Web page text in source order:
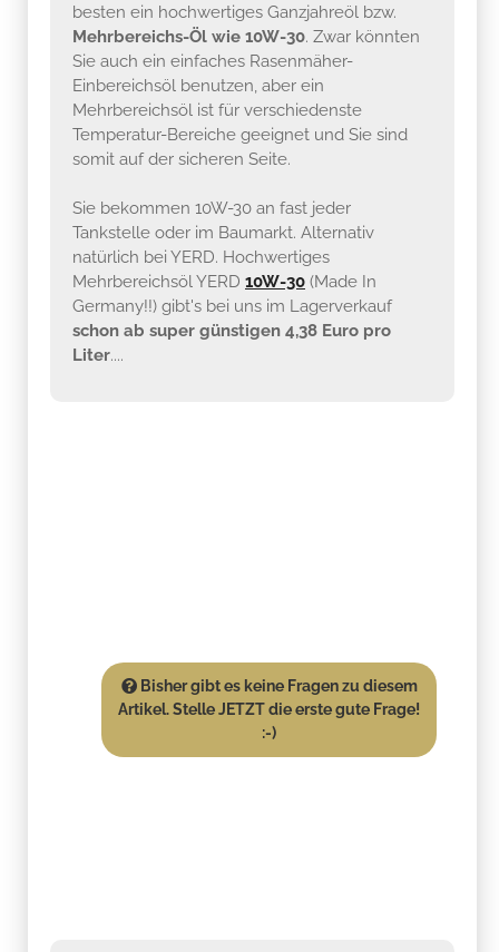
besten ein hochwertiges Ganzjahreöl bzw.
Mehrbereichs-Öl wie 10W-30. Zwar könnten
Sie auch ein einfaches Rasenmäher-
Einbereichsöl benutzen, aber ein
Mehrbereichsöl ist für verschiedenste
Temperatur-Bereiche geeignet und Sie sind
somit auf der sicheren Seite.
Sie bekommen 10W-30 an fast jeder
Tankstelle oder im Baumarkt. Alternativ
natürlich bei YERD. Hochwertiges
Mehrbereichsöl YERD 10W-30 (Made In
Germany!!) gibt's bei uns im Lagerverkauf
schon ab super günstigen 4,38 Euro pro
Liter....
Bisher gibt es keine Fragen zu diesem
Artikel. Stelle JETZT die erste gute Frage!
:-)